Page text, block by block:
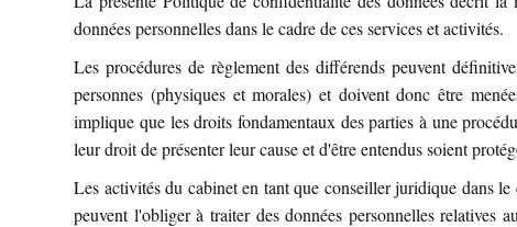
données personnelles dans le cadre de ces services et activités.
Les procédures de règlement des différends peuvent
personnes (physiques et morales) et doivent donc être
implique que les droits fondamentaux des parties à une
leur droit de présenter leur cause et d'être entendus soient
Les activités du cabinet en tant que conseiller juridique dans
peuvent l'obliger à traiter des données personnelles relatives